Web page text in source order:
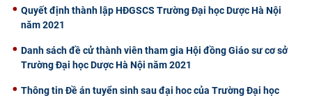
Quyết định thành lập HĐGSCS Trường Đại học Dược Hà Nội
năm 2021
Danh sách đề cử thành viên tham gia Hội đồng Giáo sư cơ sở
Trường Đại học Dược Hà Nội năm 2021
Thông tin Đề án tuyển sinh sau đại hoc của Trường Đại học